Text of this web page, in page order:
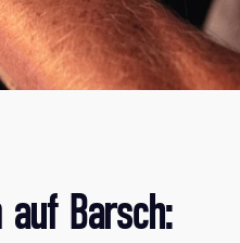
auf Barsch: